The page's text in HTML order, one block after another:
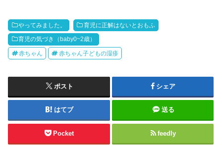
やってみました。 育児に正解はないとおもふ
育児の気づき（baby0~2歳）
赤ちゃん 赤ちゃん子どもの湿疹
ポスト シェア
はてブ 送る
Pocket feedly